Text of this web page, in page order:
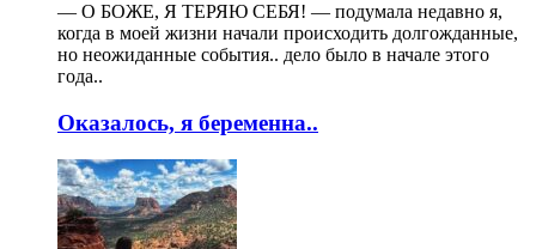
— О БОЖЕ, Я ТЕРЯЮ СЕБЯ! — подумала недавно я,
когда в моей жизни начали происходить долгожданные,
но неожиданные события.. дело было в начале этого
года..
Оказалось, я беременна..